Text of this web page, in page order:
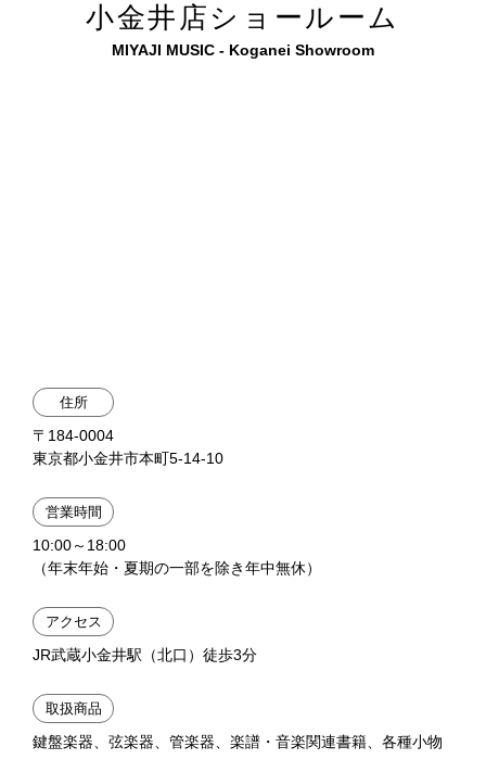
小金井店ショールーム
MIYAJI MUSIC - Koganei Showroom
住所
〒184-0004
東京都小金井市本町5-14-10
営業時間
10:00～18:00
（年末年始・夏期の一部を除き年中無休）
アクセス
JR武蔵小金井駅（北口）徒歩3分
取扱商品
鍵盤楽器、弦楽器、管楽器、楽譜・音楽関連書籍、各種小物